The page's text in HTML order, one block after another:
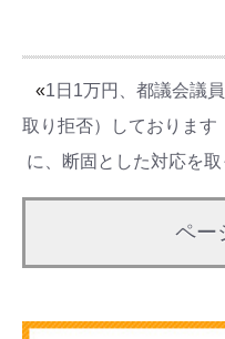
«1日1万円、都議会議
取り拒否）しております
に、断固とした対応を
ペー